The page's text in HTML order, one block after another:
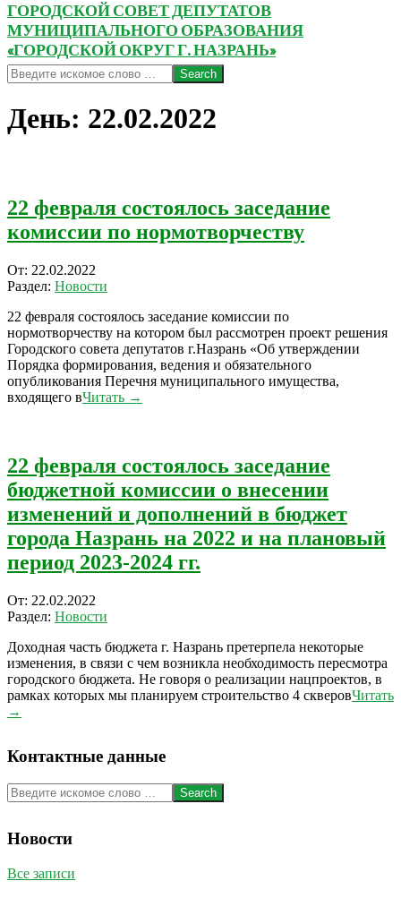
ГОРОДСКОЙ СОВЕТ ДЕПУТАТОВ
МУНИЦИПАЛЬНОГО ОБРАЗОВАНИЯ
«ГОРОДСКОЙ ОКРУГ Г. НАЗРАНЬ»
Search
День: 22.02.2022
22 февраля состоялось заседание
комиссии по нормотворчеству
2022-
02-
От: 22.02.2022
Раздел: Новости
22 февраля состоялось заседание комиссии по
нормотворчеству на котором был рассмотрен проект решения
Городского совета депутатов г.Назрань «Об утверждении
Порядка формирования, ведения и обязательного
опубликования Перечня муниципального имущества,
входящего вЧитать →
22 февраля состоялось заседание
бюджетной комиссии о внесении
изменений и дополнений в бюджет
города Назрань на 2022 и на плановый
период 2023-2024 гг.
2022-
02-
От: 22.02.2022
Раздел: Новости
Доходная часть бюджета г. Назрань претерпела некоторые
изменения, в связи с чем возникла необходимость пересмотра
городского бюджета. Не говоря о реализации нацпроектов, в
рамках которых мы планируем строительство 4 скверовЧитать
→
Контактные данные
Search
Новости
Все записи